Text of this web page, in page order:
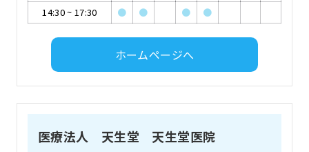
14:30~ 17:30 ● ● ● ●
ホームページへ
医療法人 天生堂 天生堂医院